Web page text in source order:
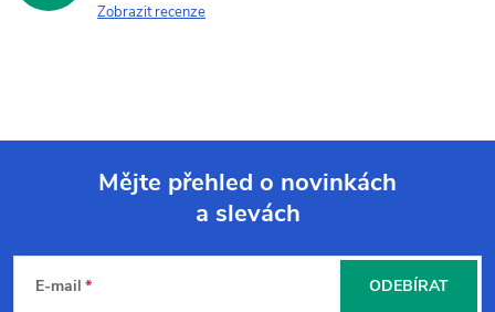
Zobrazit recenze
Mějte přehled o novinkách
a slevách
E-mail ODEBÍRAT